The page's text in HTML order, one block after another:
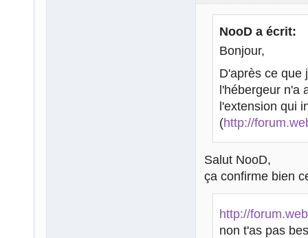
NooD a écrit:
Bonjour,
D'après ce que
l'hébergeur n'a
l'extension qui
(http://
Salut NooD,
ça confirme bien
http://
non t'as pas